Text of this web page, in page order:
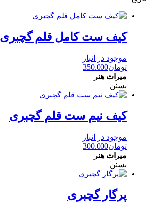
کیف ست کامل قلم گچبری
موجود در انبار
تومان350.000
میراث هنر
بستن
کیف نیم ست قلم گچبری
موجود در انبار
تومان300.000
میراث هنر
بستن
پرگار گچبری